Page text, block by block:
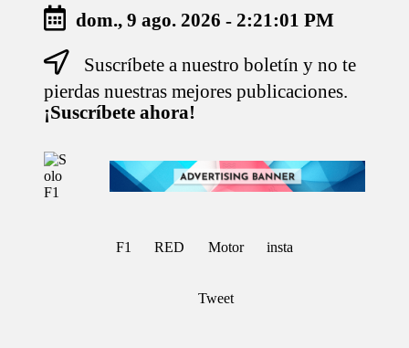
dom., 9 ago. 2026 -2:21:01 PM
Suscríbete a nuestro boletín y no te
pierdas nuestras mejores publicaciones.
¡Suscríbete ahora!
S
o
l
Para
Amantes
de
F1 RED Motor insta
Tweet